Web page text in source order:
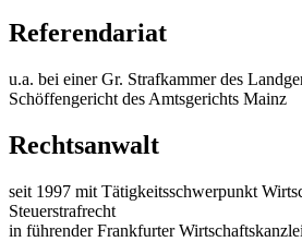
Referendariat
u.a. bei einer Gr. Strafkammer des
Schöffengericht des Amtsgerichts Mainz
Rechtsanwalt
seit 1997 mit Tätigkeitsschwerpunkt
Steuerstrafrecht
in führender Frankfurter